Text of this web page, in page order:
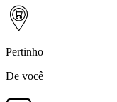
Pertinho
De você